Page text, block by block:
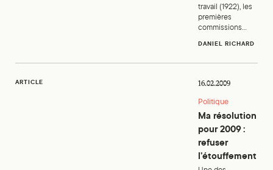
travail (1922), les
premières
commissions...
DANIEL RICHARD
ARTICLE 16.02.2009
Politique
Ma résolution
pour 2009 :
refuser
l’étouffement